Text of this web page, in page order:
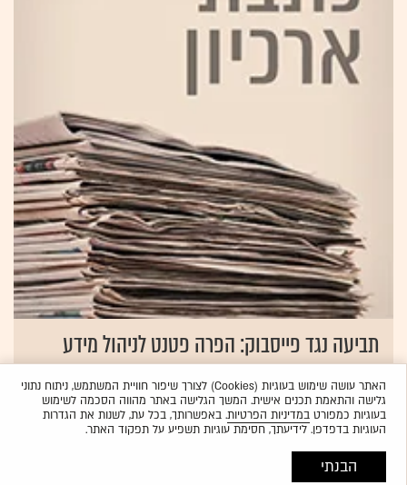
תביעה נגד פייסבוק: הפרה פטנט לניהול מידע
ברשתות חברתיות
24.09.2009 שירות גלובס‏
האתר עושה שימוש בעוגיות (Cookies) לצורך שיפור חוויית המשתמש, ניתוח נתוני
גלישה והתאמת תכנים אישית. המשך הגלישה באתר מהווה הסכמה לשימוש
בעוגיות כמפורטבמדיניות הפרטיות. באפשרותך, בכל עת, לשנות את הגדרות
העוגיות בדפדפן. לידיעתך, חסימת עוגיות תשפיע על תפקוד האתר.
הבנתי